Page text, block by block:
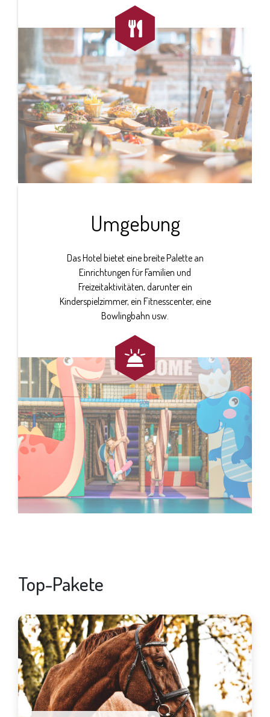

Umgebung
Das Hotel bietet eine breite Palette an
Einrichtungen für Familien und
Freizeitaktivitäten, darunter ein
Kinderspielzimmer, ein Fitnesscenter, eine
Bowlingbahn usw.
Top-Pakete